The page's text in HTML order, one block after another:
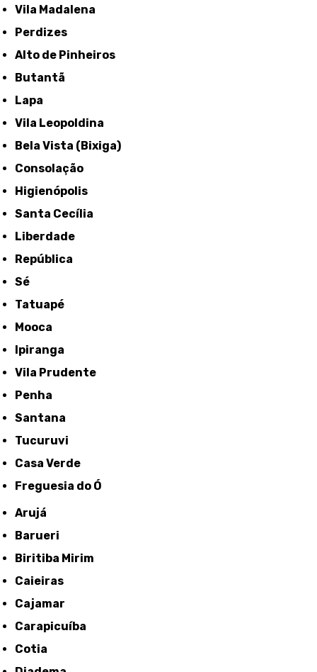
Vila Madalena
Perdizes
Alto de Pinheiros
Butantã
Lapa
Vila Leopoldina
Bela Vista (Bixiga)
Consolação
Higienópolis
Santa Cecília
Liberdade
República
Sé
Tatuapé
Mooca
Ipiranga
Vila Prudente
Penha
Santana
Tucuruvi
Casa Verde
Freguesia do Ó
Arujá
Barueri
Biritiba Mirim
Caieiras
Cajamar
Carapicuíba
Cotia